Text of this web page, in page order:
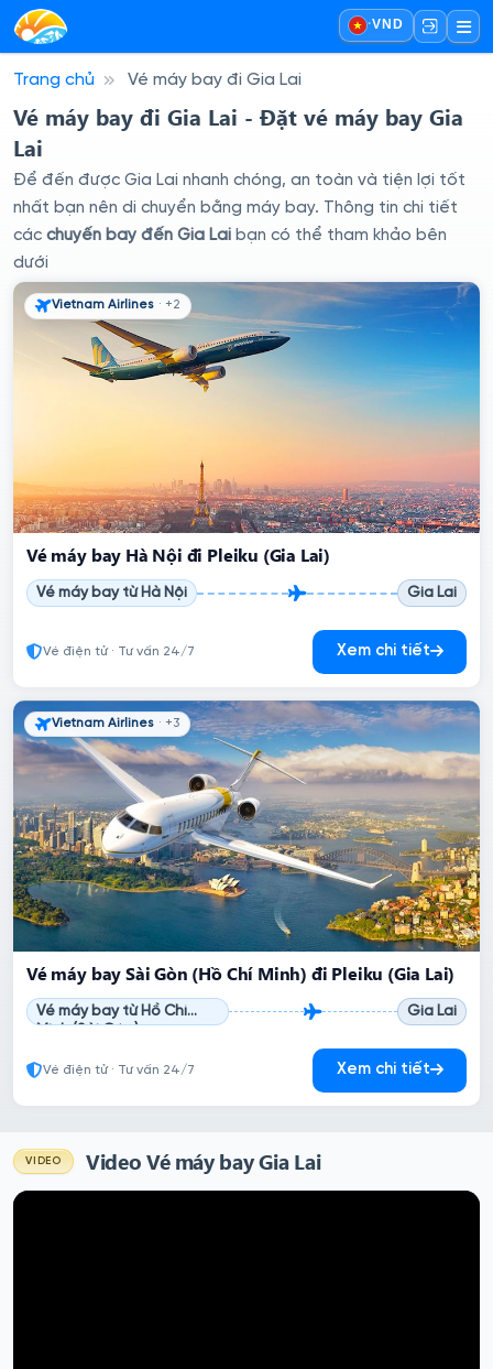
·VND
Trang chủ Vé máy bay đi Gia Lai
Vé máy bay đi Gia Lai - Đặt vé máy bay Gia
Lai
Để đến được Gia Lai nhanh chóng, an toàn và tiện lợi tốt
nhất bạn nên di chuyển bằng máy bay. Thông tin chi tiết
các chuyến bay đến Gia Lai bạn có thể tham khảo bên
dưới
Vietnam Airlines · +2
Vé máy bay Hà Nội đi Pleiku (Gia Lai)
Vé máy bay từ Hà Nội Gia Lai
Vé điện tử · Tư vấn 24/7 Xem chi tiết
Vietnam Airlines · +3
Vé máy bay Sài Gòn (Hồ Chí Minh) đi Pleiku (Gia Lai)
Vé máy bay từ Hồ Chí
Minh (Sài Gòn)
Gia Lai
Vé điện tử · Tư vấn 24/7 Xem chi tiết
VIDEO Video Vé máy bay Gia Lai